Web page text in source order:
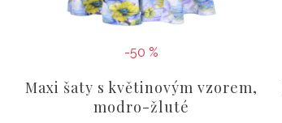
-50 %
Maxi šaty s květinovým vzorem,
modro-žluté